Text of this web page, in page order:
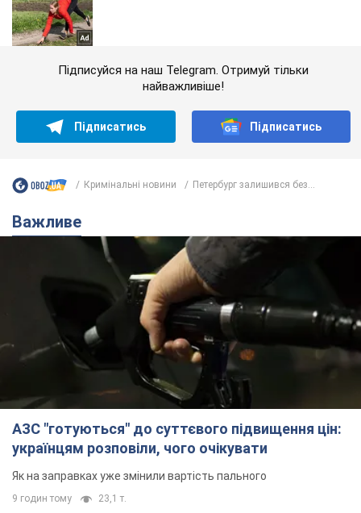
Підписуйся на наш Telegram. Отримуй тільки
найважливіше!
Підписатись Підписатись
Кримінальні новини Петербург залишився без...
Важливе
АЗС "готуються" до суттєвого підвищення цін:
українцям розповіли, чого очікувати
Як на заправках уже змінили вартість пального
9 годин тому 23,1 т.